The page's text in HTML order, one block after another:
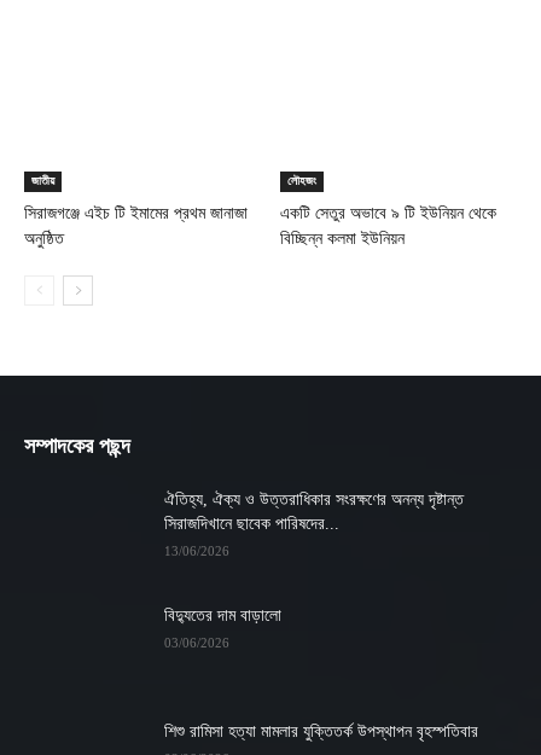
জাতীয়
সিরাজগঞ্জে এইচ টি ইমামের প্রথম জানাজা
অনুষ্ঠিত
লৌহজং
একটি সেতুর অভাবে ৯ টি ইউনিয়ন থেকে
বিচ্ছিন্ন কলমা ইউনিয়ন
সম্পাদকের পছন্দ
ঐতিহ্য, ঐক্য ও উত্তরাধিকার সংরক্ষণের অনন্য দৃষ্টান্ত
সিরাজদিখানে ছাবেক পারিষদের...
13/06/2026
বিদ্যুতের দাম বাড়ালো
03/06/2026
শিশু রামিসা হত্যা মামলার যুক্তিতর্ক উপস্থাপন বৃহস্পতিবার